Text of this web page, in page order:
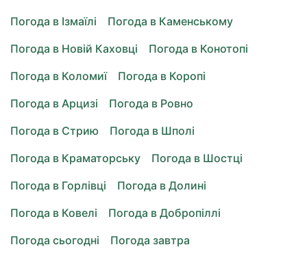
Погода в Ізмаїлі
Погода в Каменському
Погода в Новій Каховці
Погода в Конотопі
Погода в Коломиї
Погода в Коропі
Погода в Арцизі
Погода в Ровно
Погода в Стрию
Погода в Шполі
Погода в Краматорську
Погода в Шостці
Погода в Горлівці
Погода в Долині
Погода в Ковелі
Погода в Добропіллі
Погода сьогодні
Погода завтра